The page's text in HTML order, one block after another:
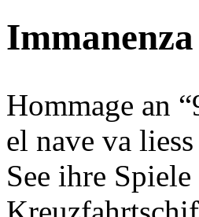
Hommage an
el nave va
See ihre